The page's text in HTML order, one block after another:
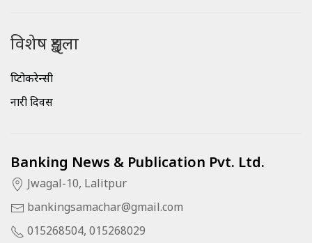
विशेष शृङ्खला
क्रिप्टोकरेन्सी
नारी दिवस
Banking News & Publication Pvt. Ltd.
Jwagal-10, Lalitpur
bankingsamachar@gmail.com
015268504, 015268029